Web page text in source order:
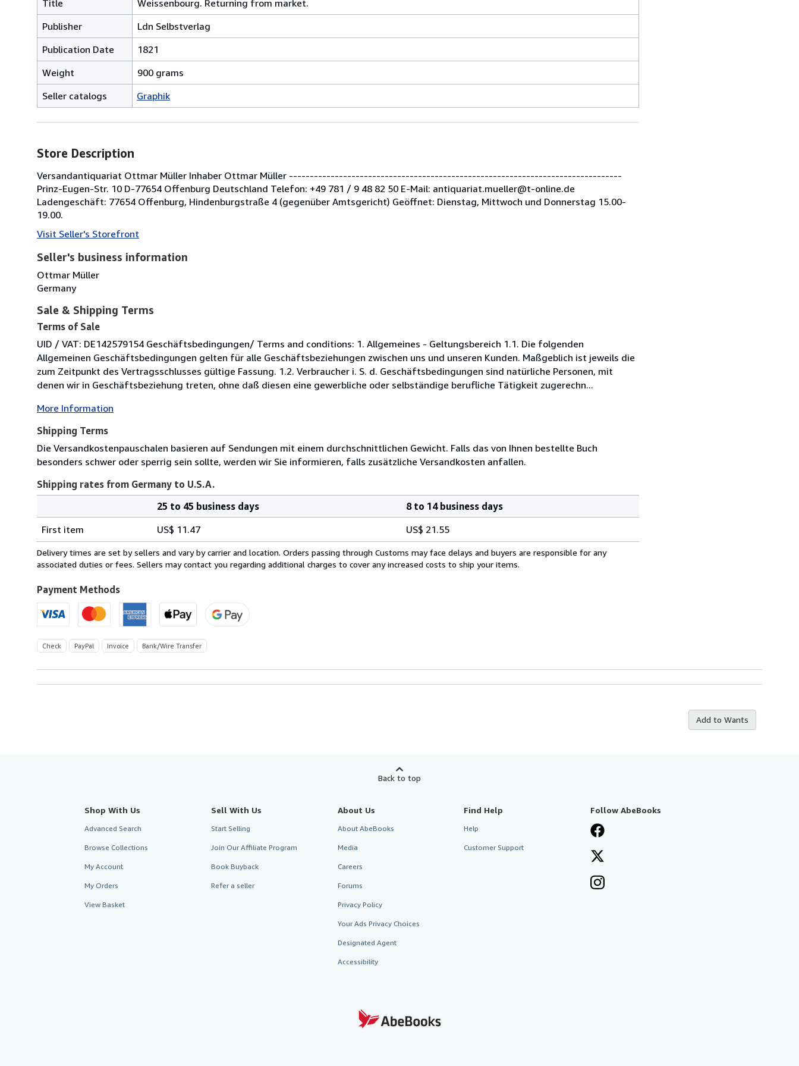
Title
Weissenbourg. Returning from market.
Publisher
Ldn Selbstverlag
Publication Date
1821
Weight
900 grams
Seller catalogs
Graphik
Store Description
Versandantiquariat Ottmar Müller Inhaber Ottmar Müller --------------------------------------------------------------------------------
Prinz-Eugen-Str. 10 D-77654 Offenburg Deutschland Telefon: +49 781 / 9 48 82 50 E-Mail: antiquariat.mueller@t-online.de
Ladengeschäft: 77654 Offenburg, Hindenburgstraße 4 (gegenüber Amtsgericht) Geöffnet: Dienstag, Mittwoch und Donnerstag 15.00-
19.00.
Visit Seller's Storefront
Seller's business information
Ottmar Müller
Germany
Sale & Shipping Terms
Terms of Sale
UID / VAT: DE142579154 Geschäftsbedingungen/ Terms and conditions: 1. Allgemeines - Geltungsbereich 1.1. Die folgenden
Allgemeinen Geschäftsbedingungen gelten für alle Geschäftsbeziehungen zwischen uns und unseren Kunden. Maßgeblich ist jeweils die
zum Zeitpunkt des Vertragsschlusses gültige Fassung. 1.2. Verbraucher i. S. d. Geschäftsbedingungen sind natürliche Personen, mit
denen wir in Geschäftsbeziehung treten, ohne daß diesen eine gewerbliche oder selbständige berufliche Tätigkeit zugerechn...
More Information
Shipping Terms
Die Versandkostenpauschalen basieren auf Sendungen mit einem durchschnittlichen Gewicht. Falls das von Ihnen bestellte Buch
besonders schwer oder sperrig sein sollte, werden wir Sie informieren, falls zusätzliche Versandkosten anfallen.
Shipping rates from Germany to U.S.A.
rates
from
Germany
U.S.A.
25 to 45 business days
8 to 14 business days
First item
US$ 11.47 US$ 21.55
Delivery times are set by sellers and vary by carrier and location. Orders passing through Customs may face delays and buyers are responsible for any
associated duties or fees. Sellers may contact you regarding additional charges to cover any increased costs to ship your items.
Payment Methods
Check PayPal Invoice Bank/Wire Transfer
Add to Wants
Back to top
Shop With Us
Advanced Search
Browse Collections
My Account
My Orders
View Basket
Sell With Us
Start Selling
Join Our Affiliate Program
Book Buyback
Refer a seller
About Us
About AbeBooks
Media
Careers
Forums
Privacy Policy
Your Ads Privacy Choices
Designated Agent
Accessibility
Find Help
Help
Customer Support
Follow AbeBooks